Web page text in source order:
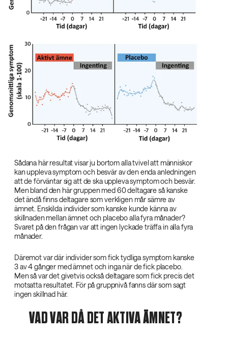
Sådana här resultat visar ju bortom alla tvivel att människor
kan uppleva symptom och besvär av den enda anledningen
att de förväntar sig att de ska uppleva symptom och besvär.
Men bland den här gruppen med 60 deltagare så kanske
det ändå finns deltagare som verkligen mår sämre av
ämnet. Enskilda individer som kanske kunde känna av
skillnaden mellan ämnet och placebo alla fyra månader?
Svaret på den frågan var att ingen lyckade träffa in alla fyra
månader.
Däremot var där individer som fick tydliga symptom kanske
3 av 4 gånger med ämnet och inga när de fick placebo.
Men så var det givetvis också deltagare som fick precis det
motsatta resultatet. För på gruppnivå fanns där som sagt
ingen skillnad här.
VAD VAR DÅ DET AKTIVA ÄMNET?